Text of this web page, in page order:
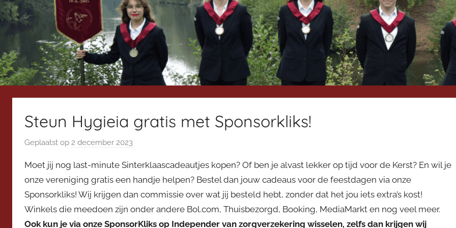
Steun Hygieia gratis met Sponsorkliks!
Geplaatst op 2 december 2023
o
r
V
i
c
Moet jij nog last-minute Sinterklaascadeautjes kopen? Of ben je alvast lekker op tijd voor de Kerst? En wil je
onze vereniging gratis een handje helpen? Bestel dan jouw cadeaus voor de feestdagen via onze
Sponsorkliks! Wij krijgen dan commissie over wat jij besteld hebt, zonder dat het jou iets extra’s kost!
Winkels die meedoen zijn onder andere Bol.com, Thuisbezorgd, Booking, MediaMarkt en nog veel meer.
Ook kun je via onze SponsorKliks op Independer van zorgverzekering wisselen, zelfs dan krijgen wij